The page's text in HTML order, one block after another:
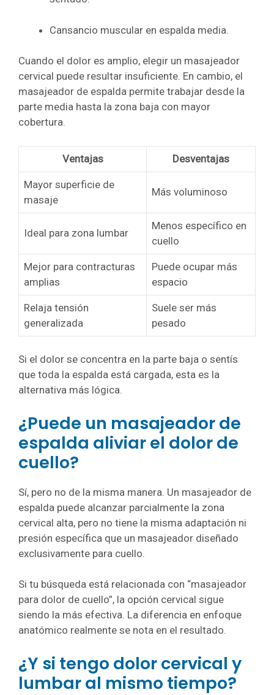
Cansancio muscular en espalda media.
Cuando el dolor es amplio, elegir un masajeador
cervical puede resultar insuficiente. En cambio, el
masajeador de espalda permite trabajar desde la
parte media hasta la zona baja con mayor
cobertura.
Ventajas Desventajas
Mayor superficie de
masaje
Más voluminoso
Ideal para zona lumbar
Menos específico en
cuello
Mejor para contracturas
amplias
Puede ocupar más
espacio
Relaja tensión
generalizada
Suele ser más
pesado
Si el dolor se concentra en la parte baja o sentís
que toda la espalda está cargada, esta es la
alternativa más lógica.
¿Puede un masajeador de
espalda aliviar el dolor de
cuello?
Sí, pero no de la misma manera. Un masajeador de
espalda puede alcanzar parcialmente la zona
cervical alta, pero no tiene la misma adaptación ni
presión específica que un masajeador diseñado
exclusivamente para cuello.
Si tu búsqueda está relacionada con “masajeador
para dolor de cuello”, la opción cervical sigue
siendo la más efectiva. La diferencia en enfoque
anatómico realmente se nota en el resultado.
¿Y si tengo dolor cervical y
lumbar al mismo tiempo?